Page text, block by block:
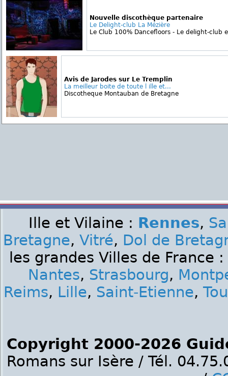
Nouvelle discothèque partenaire
Le Delight-club La Mézière
Le Club 100% Dancefloors - Le delight-club
Avis de Jarodes sur Le Tremplin
La meilleur boite de toute l ille et...
Discotheque Montauban de Bretagne
Ille et Vilaine : Rennes,
Bretagne, Vitré, Dol de
les grandes Villes de France :
Nantes, Strasbourg,
Reims, Lille, Saint-Etienne,
Copyright 2000-2026
Romans sur Isère / Tél.